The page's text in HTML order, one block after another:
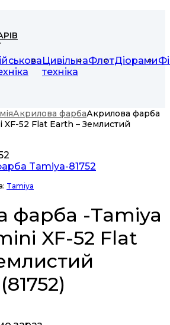
Цивільна
техніка
ФлотДіорами
Акрилова фарбаАкрилова фарба
XF-52 Flat Earth – Землистий
Tamiya
фарба -Tamiya
XF-52 Flat